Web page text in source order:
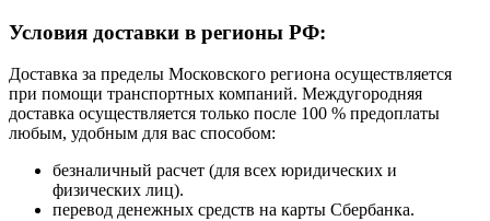
Условия доставки в регионы РФ:
Доставка за пределы Московского региона осуществляется
при помощи транспортных компаний. Междугородняя
доставка осуществляется только после 100 % предоплаты
любым, удобным для вас способом:
безналичный расчет (для всех юридических и
физических лиц).
перевод денежных средств на карты Сбербанка.